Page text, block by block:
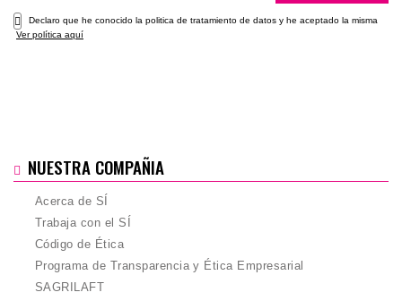
Declaro que he conocido la politica de tratamiento de datos y he aceptado la misma
Ver política aquí
NUESTRA COMPAÑIA
Acerca de SÍ
Trabaja con el SÍ
Código de Ética
Programa de Transparencia y Ética Empresarial
SAGRILAFT